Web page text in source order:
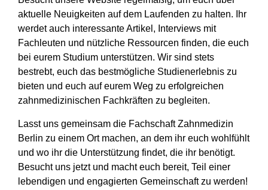
aktuelle Neuigkeiten auf dem Laufenden zu halten. Ihr
werdet auch interessante Artikel, Interviews mit
Fachleuten und nützliche Ressourcen finden, die euch
bei eurem Studium unterstützen. Wir sind stets
bestrebt, euch das bestmögliche Studienerlebnis zu
bieten und euch auf eurem Weg zu erfolgreichen
zahnmedizinischen Fachkräften zu begleiten.
Lasst uns gemeinsam die Fachschaft Zahnmedizin
Berlin zu einem Ort machen, an dem ihr euch wohlfühlt
und wo ihr die Unterstützung findet, die ihr benötigt.
Besucht uns jetzt und macht euch bereit, Teil einer
lebendigen und engagierten Gemeinschaft zu werden!